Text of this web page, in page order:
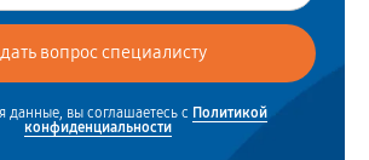
данные, вы соглашаетесь с Политикой
конфиденциальности